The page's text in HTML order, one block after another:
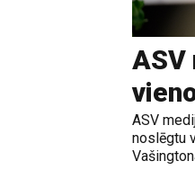
ASV
ASV
noslēgtu